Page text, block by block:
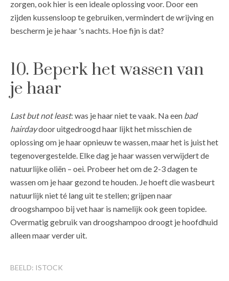
zorgen, ook hier is een ideale oplossing voor. Door een
zijden kussensloop te gebruiken, vermindert de wrijving en
bescherm je je haar 's nachts. Hoe fijn is dat?
10. Beperk het wassen van
je haar
Last but not least: was je haar niet te vaak. Na een bad
hairdaydoor uitgedroogd haar lijkt het misschien de
oplossing om je haar opnieuw te wassen, maar het is juist het
tegenovergestelde. Elke dag je haar wassen verwijdert de
natuurlijke oliën – oei. Probeer het om de 2-3 dagen te
wassen om je haar gezond te houden. Je hoeft die wasbeurt
natuurlijk niet té lang uit te stellen; grijpen naar
droogshampoo bij vet haar is namelijk ook geen topidee.
Overmatig gebruik van droogshampoo droogt je hoofdhuid
alleen maar verder uit.
BEELD: ISTOCK